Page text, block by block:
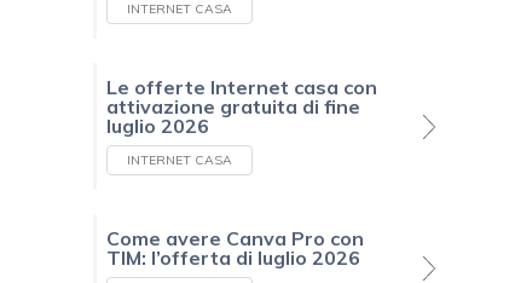
INTERNET CASA
Le offerte Internet casa con
attivazione gratuita di fine
luglio 2026
INTERNET CASA
Come avere Canva Pro con
TIM: l’offerta di luglio 2026